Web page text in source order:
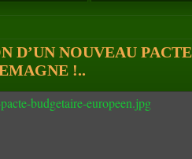
D’UN NOUVEAU
!..